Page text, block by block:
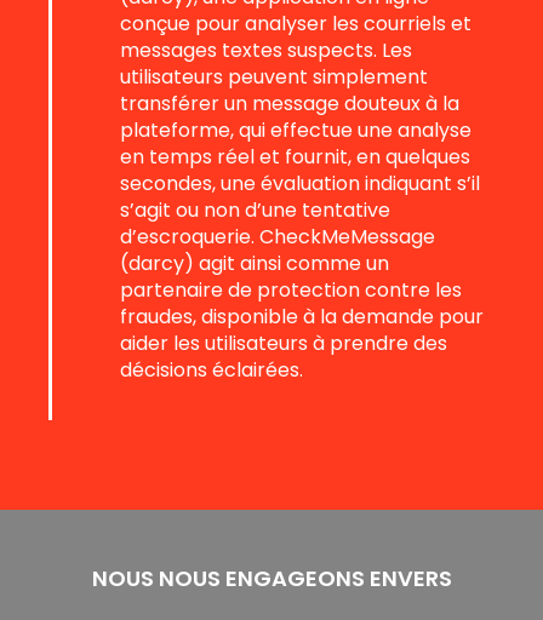
conçue pour analyser les courriels et
messages textes suspects. Les
utilisateurs peuvent simplement
transférer un message douteux à la
plateforme, qui effectue une analyse
en temps réel et fournit, en quelques
secondes, une évaluation indiquant s’il
s’agit ou non d’une tentative
d’escroquerie. CheckMeMessage
(darcy) agit ainsi comme un
partenaire de protection contre les
fraudes, disponible à la demande pour
aider les utilisateurs à prendre des
décisions éclairées.
NOUS NOUS ENGAGEONS ENVERS